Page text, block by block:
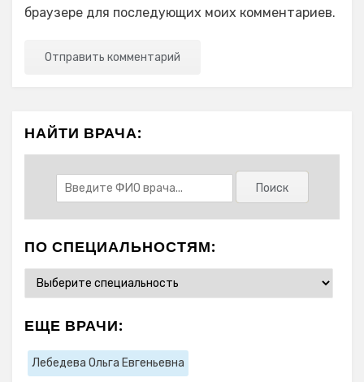
браузере для последующих моих комментариев.
НАЙТИ ВРАЧА:
ПО СПЕЦИАЛЬНОСТЯМ:
ЕЩЕ ВРАЧИ:
Лебедева Ольга Евгеньевна